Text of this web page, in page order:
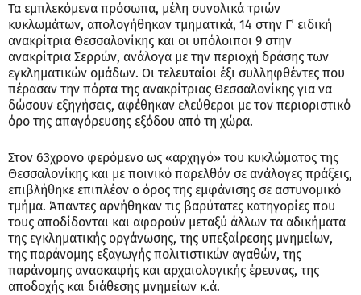
Τα εμπλεκόμενα πρόσωπα, μέλη συνολικά τριών
κυκλωμάτων, απολογήθηκαν τμηματικά, 14 στην Γ΄ ειδική
ανακρίτρια Θεσσαλονίκης και οι υπόλοιποι 9 στην
ανακρίτρια Σερρών, ανάλογα με την περιοχή δράσης των
εγκληματικών ομάδων. Οι τελευταίοι έξι συλληφθέντες που
πέρασαν την πόρτα της ανακρίτριας Θεσσαλονίκης για να
δώσουν εξηγήσεις, αφέθηκαν ελεύθεροι με τον περιοριστικό
όρο της απαγόρευσης εξόδου από τη χώρα.
Στον 63χρονο φερόμενο ως «αρχηγό» του κυκλώματος της
Θεσσαλονίκης και με ποινικό παρελθόν σε ανάλογες πράξεις,
επιβλήθηκε επιπλέον ο όρος της εμφάνισης σε αστυνομικό
τμήμα. Άπαντες αρνήθηκαν τις βαρύτατες κατηγορίες που
τους αποδίδονται και αφορούν μεταξύ άλλων τα αδικήματα
της εγκληματικής οργάνωσης, της υπεξαίρεσης μνημείων,
της παράνομης εξαγωγής πολιτιστικών αγαθών, της
παράνομης ανασκαφής και αρχαιολογικής έρευνας, της
αποδοχής και διάθεσης μνημείων κ.ά.